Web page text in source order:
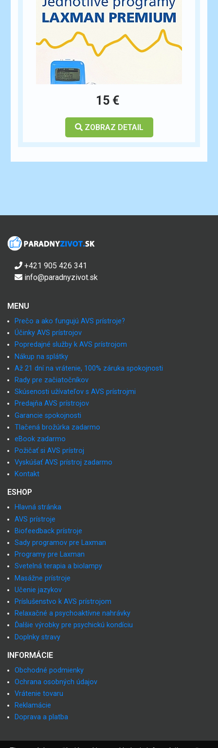
15 €
ZOBRAZ DETAIL
+421 905 426 341
info@paradnyzivot.sk
MENU
Prečo a ako fungujú AVS prístroje?
Účinky AVS prístrojov
Popredajné služby k AVS prístrojom
Nákup na splátky
Až 21 dní na vrátenie, 100% záruka spokojnosti
Rady pre začiatočníkov
Skúsenosti užívateľov s AVS prístrojmi
Predajňa AVS prístrojov
Garancie spokojnosti
Tlačená brožúrka zadarmo
eBook zadarmo
Požičať si AVS prístroj
Vyskúšať AVS prístroj zadarmo
Kontakt
ESHOP
Hlavná stránka
AVS prístroje
Biofeedback prístroje
Sady programov pre Laxman
Programy pre Laxman
Svetelná terapia a biolampy
Masážne prístroje
Učenie jazykov
Príslušenstvo k AVS prístrojom
Relaxačné a psychoaktívne nahrávky
Ďalšie výrobky pre psychickú kondíciu
Doplnky stravy
INFORMÁCIE
Obchodné podmienky
Ochrana osobných údajov
Vrátenie tovaru
Reklamácie
Doprava a platba